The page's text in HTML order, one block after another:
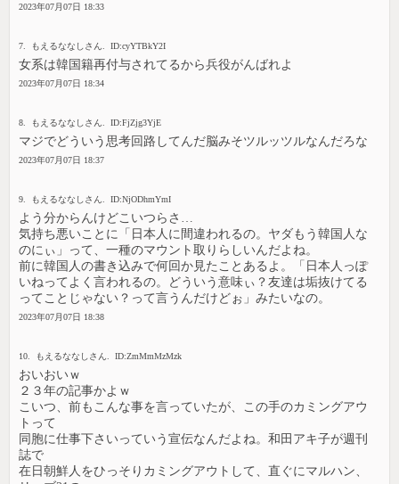
2023年07月07日 18:33
7. もえるななしさん. ID:cyYTBkY2I
女系は韓国籍再付与されてるから兵役がんばれよ
2023年07月07日 18:34
8. もえるななしさん. ID:FjZjg3YjE
マジでどういう思考回路してんだ脳みそツルッツルなんだろな
2023年07月07日 18:37
9. もえるななしさん. ID:NjODhmYmI
よう分からんけどこいつらさ…
気持ち悪いことに「日本人に間違われるの。ヤダもう韓国人な
のにぃ」って、一種のマウント取りらしいんだよね。
前に韓国人の書き込みで何回か見たことあるよ。「日本人っぽ
いねってよく言われるの。どういう意味ぃ？友達は垢抜けてる
ってことじゃない？って言うんだけどぉ」みたいなの。
2023年07月07日 18:38
10. もえるななしさん. ID:ZmMmMzMzk
おいおいｗ
２３年の記事かよｗ
こいつ、前もこんな事を言っていたが、この手のカミングアウ
トって
同胞に仕事下さいっていう宣伝なんだよね。和田アキ子が週刊
誌で
在日朝鮮人をひっそりカミングアウトして、直ぐにマルハン、